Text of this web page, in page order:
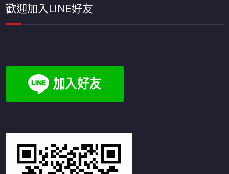
歡迎加入LINE好友